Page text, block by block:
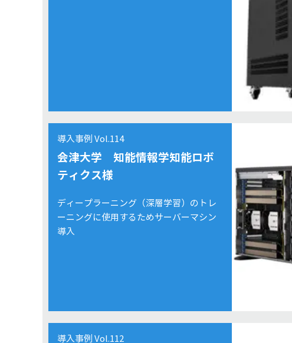
導入事例 Vol.114
会津大学 知能情報学知能ロボ
ティクス様
ディープラーニング（深層学習）のトレ
ーニングに使用するためサーバーマシン
導入
導入事例 Vol.112